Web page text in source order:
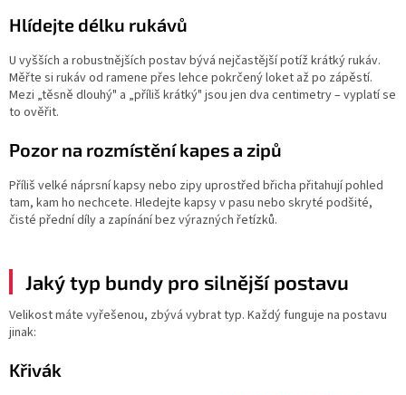
Hlídejte délku rukávů
U vyšších a robustnějších postav bývá nejčastější potíž krátký rukáv.
Měřte si rukáv od ramene přes lehce pokrčený loket až po zápěstí.
Mezi „těsně dlouhý" a „příliš krátký" jsou jen dva centimetry – vyplatí se
to ověřit.
Pozor na rozmístění kapes a zipů
Příliš velké náprsní kapsy nebo zipy uprostřed břicha přitahují pohled
tam, kam ho nechcete. Hledejte kapsy v pasu nebo skryté podšité,
čisté přední díly a zapínání bez výrazných řetízků.
Jaký typ bundy pro silnější postavu
Velikost máte vyřešenou, zbývá vybrat typ. Každý funguje na postavu
jinak:
Křivák